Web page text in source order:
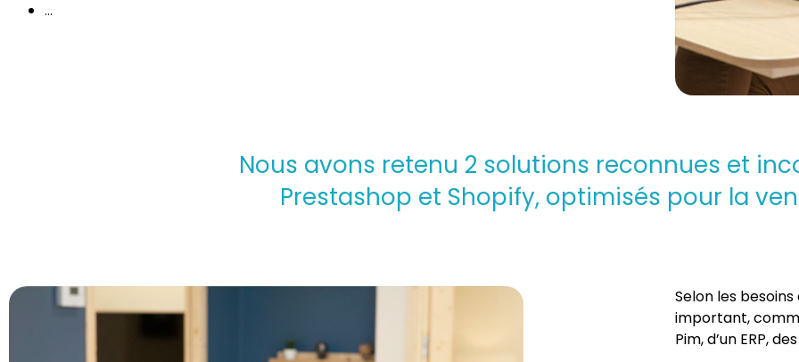
…
Nous avons retenu 2 solutions reconnues et
Prestashop et Shopify, optimisés pour la
Selon les
important,
Pim, d’un ERP,